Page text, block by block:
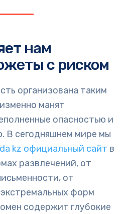
нам
с риском
организована таким
манят
опасностью и
В сегодняшнем мире мы
kz официальный сайт в
развлечений, от
от
форм
содержит глубокие